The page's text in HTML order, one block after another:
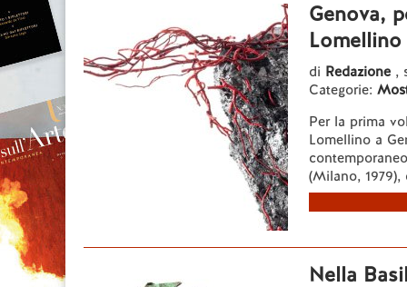
Genova,
di Redazione ,
Categorie:
Per la prima
Lomellino a
(Milano,
Nella